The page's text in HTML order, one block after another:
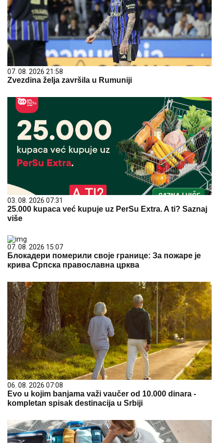
07. 08. 2026 21:58
Zvezdina želja završila u Rumuniji
03. 08. 2026 07:31
25.000 kupaca već kupuje uz PerSu Extra. A ti? Saznaj
više
07. 08. 2026 15:07
Блокадери померили своје границе: За пожаре је
крива Српска православна црква
06. 08. 2026 07:08
Evo u kojim banjama važi vaučer od 10.000 dinara -
kompletan spisak destinacija u Srbiji